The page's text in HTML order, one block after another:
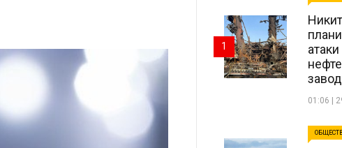
атаки
01:06 |
1